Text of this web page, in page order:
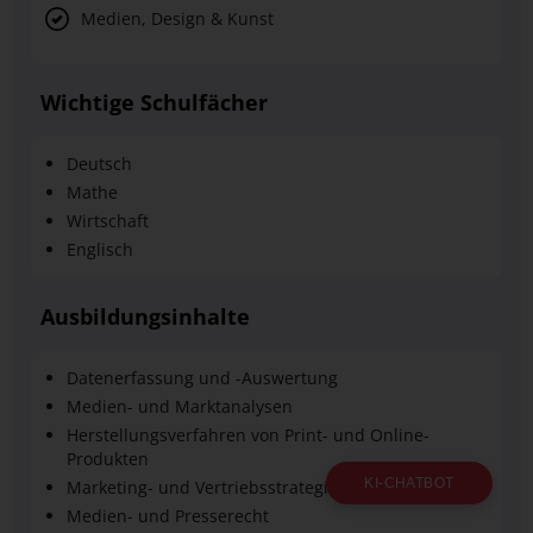
Medien, Design & Kunst
Wichtige Schulfächer
Deutsch
Mathe
Wirtschaft
Englisch
Ausbildungsinhalte
Datenerfassung und -Auswertung
Medien- und Marktanalysen
Herstellungsverfahren von Print- und Online-
Produkten
Marketing- und Vertriebsstrategien
Medien- und Presserecht
KI-CHATBOT